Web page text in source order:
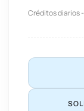
Créditos diarios